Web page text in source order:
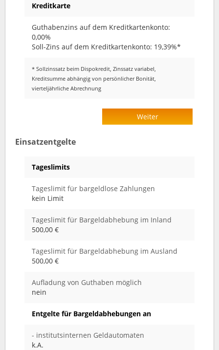
Kreditkarte
Guthabenzins auf dem Kreditkartenkonto:
0,00%
Soll-Zins auf dem Kreditkartenkonto: 19,39%*
* Sollzinssatz beim Dispokredit, Zinssatz variabel,
Kreditsumme abhängig von persönlicher Bonität,
vierteljährliche Abrechnung
Weiter
Einsatzentgelte
Tageslimits
Tageslimit für bargeldlose Zahlungen
kein Limit
Tageslimit für Bargeldabhebung im Inland
500,00 €
Tageslimit für Bargeldabhebung im Ausland
500,00 €
Aufladung von Guthaben möglich
nein
Entgelte für Bargeldabhebungen an
- institutsinternen Geldautomaten
k.A.